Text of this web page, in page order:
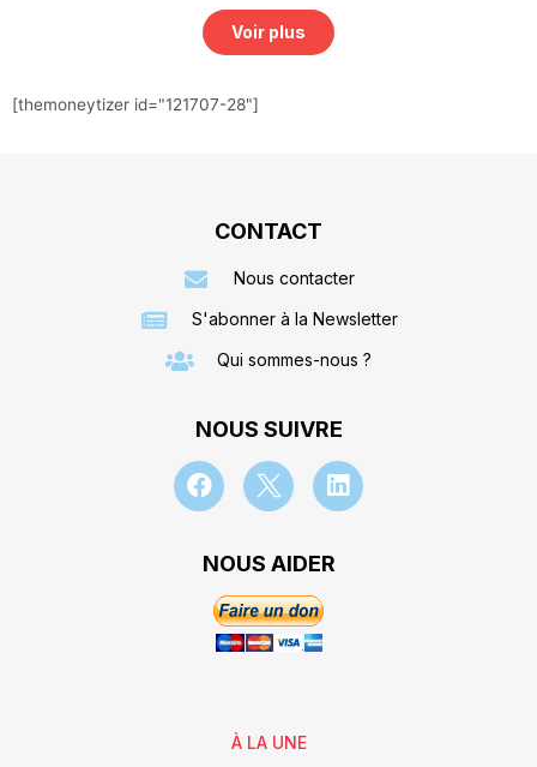
Voir plus
[themoneytizer id="121707-28"]
CONTACT
Nous contacter
S'abonner à la Newsletter
Qui sommes-nous ?
NOUS SUIVRE
NOUS AIDER
À LA UNE